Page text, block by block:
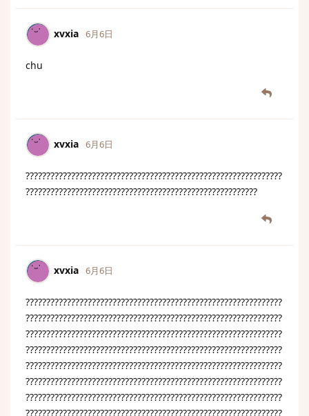
xvxia 6月6日
chu
xvxia 6月6日
??????????????????????????????????????????????????????????????
????????????????????????????????????????????????????????
xvxia 6月6日
??????????????????????????????????????????????????????????????
??????????????????????????????????????????????????????????????
??????????????????????????????????????????????????????????????
??????????????????????????????????????????????????????????????
??????????????????????????????????????????????????????????????
??????????????????????????????????????????????????????????????
??????????????????????????????????????????????????????????????
??????????????????????????????????????????????????????????????